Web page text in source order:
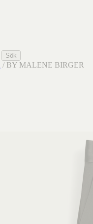
Sök
/ BY MALENE BIRGER